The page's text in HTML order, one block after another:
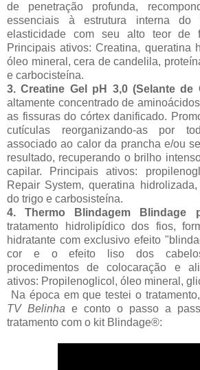
de penetração profunda,
essenciais à estrutura interna do
elasticidade com seu alto teor de
Principais ativos: Creatina, queratina
óleo mineral, cera de candelila,
e carbocisteína.
3. Creatine Gel pH 3,0 (Selante de
altamente concentrado de
as fissuras do córtex danificado.
cutículas reorganizando-as por
associado ao calor da prancha e/ou
resultado, recuperando o brilho
capilar. Principais ativos:
Repair System, queratina
do trigo e carbosisteína.
4. Thermo Blindagem Blindage
tratamento hidrolipídico dos fios,
hidratante com exclusivo efeito
cor e o efeito liso dos
procedimentos de colocaração e
ativos: Propilenoglicol, óleo mineral,
Na época em que testei o
TV Belinha e conto o passo a
tratamento com o kit Blindage®: